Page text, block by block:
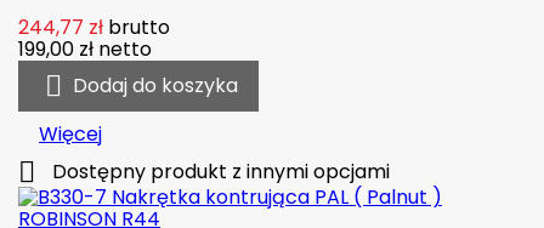
244,77 zł brutto
199,00 zł netto
 Dodaj do koszyka
Więcej
 Dostępny produkt z innymi opcjami